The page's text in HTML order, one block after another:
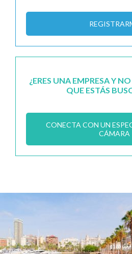
¿ERES UNA EMPRESA Y
QUE ESTÁS
CONECTA CON UN
CÁMARA